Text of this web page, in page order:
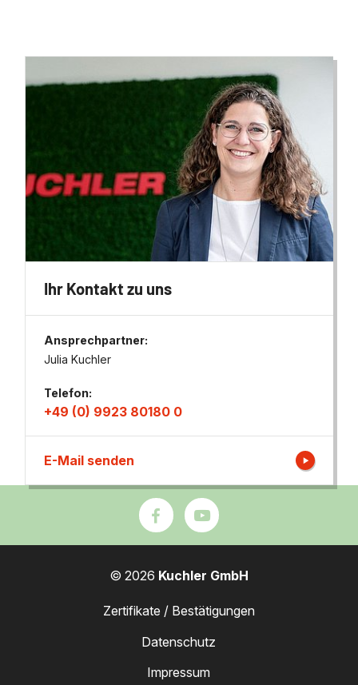
Ihr Kontakt zu uns
Ansprechpartner:
Julia Kuchler
Telefon:
+49 (0) 9923 80180 0
E-Mail senden
© 2026 Kuchler GmbH
Zertifikate / Bestätigungen
Datenschutz
Impressum